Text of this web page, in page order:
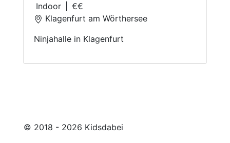
Indoor
€€
Klagenfurt am Wörthersee
Ninjahalle in Klagenfurt
© 2018 - 2026 Kidsdabei